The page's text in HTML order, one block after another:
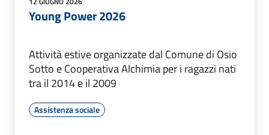
Young Power 2026
Attività estive organizzate dal Comune di Osio
Sotto e Cooperativa Alchimia per i ragazzi nati
tra il 2014 e il 2009
Assistenza sociale